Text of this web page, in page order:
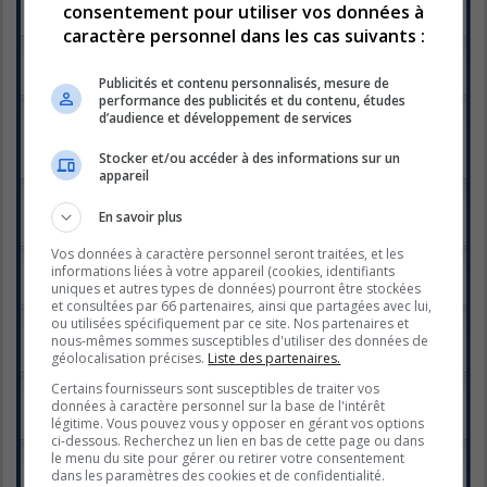
Dernier message parFrancine«sam. mars 01, 2025 7:38 pm
Semaine 7 : dimanche 23 février
Réponses :12
Semaine 6, dimanche 16 et quotidiennes du 17 au
23 fév.
Réponses : 68
Dernier message par
Réponses :28
Semaine 5, dimanche 9 février
Dernier message parFrancine«lun. févr. 10, 2025 6:59 pm
Réponses :6
Semaine 4 - Quotidiennes du 3 au 6 février 2025
Dernier message parFrancine« sam. févr. 08, 2025 10:32 am
Réponses : 35
Semaine 4, Dimanche 2 février -
Dernier message parFrancine« lun. févr. 03, 2025 7:19 pm
Réponses :20
Semaine 3 - Quotidiennes du 27 au 31 janvier
Dernier message par Francine « ven. janv. 31, 2025 9:17 pm
consentement pour utiliser vos données à
caractère personnel dans les cas suivants :
Publicités et contenu personnalisés, mesure de
performance des publicités et du contenu, études
d’audience et développement de services
Stocker et/ou accéder à des informations sur un
appareil
En savoir plus
Vos données à caractère personnel seront traitées, et les
informations liées à votre appareil (cookies, identifiants
uniques et autres types de données) pourront être stockées
et consultées par 66 partenaires, ainsi que partagées avec lui,
ou utilisées spécifiquement par ce site. Nos partenaires et
nous-mêmes sommes susceptibles d'utiliser des données de
géolocalisation précises. Liste des partenaires.
Certains fournisseurs sont susceptibles de traiter vos
données à caractère personnel sur la base de l'intérêt
légitime. Vous pouvez vous y opposer en gérant vos options
ci-dessous. Recherchez un lien en bas de cette page ou dans
le menu du site pour gérer ou retirer votre consentement
dans les paramètres des cookies et de confidentialité.